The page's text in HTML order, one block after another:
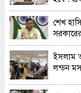
শেখ
ইসলাম
লন্ডন